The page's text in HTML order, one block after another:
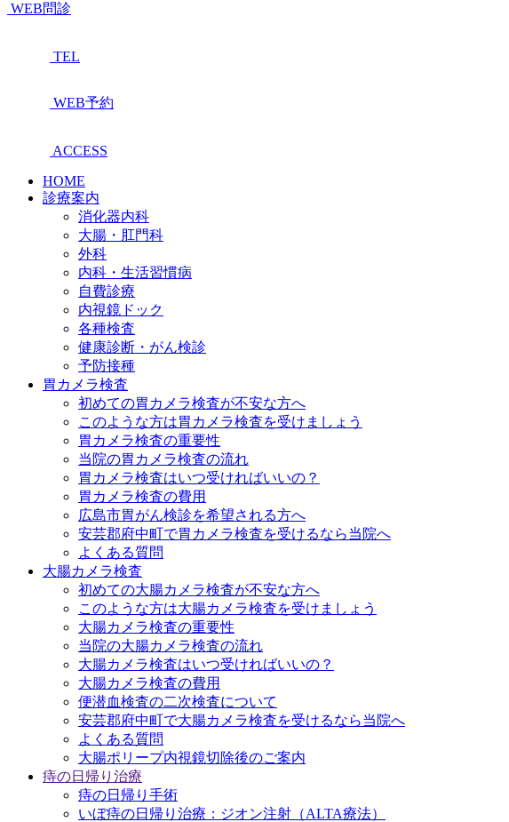
WEB問診
TEL
WEB予約
ACCESS
HOME
診療案内
消化器内科
大腸・肛門科
外科
内科・生活習慣病
自費診療
内視鏡ドック
各種検査
健康診断・がん検診
予防接種
胃カメラ検査
初めての胃カメラ検査が不安な方へ
このような方は胃カメラ検査を受けましょう
胃カメラ検査の重要性
当院の胃カメラ検査の流れ
胃カメラ検査はいつ受ければいいの？
胃カメラ検査の費用
広島市胃がん検診を希望される方へ
安芸郡府中町で胃カメラ検査を受けるなら当院へ
よくある質問
大腸カメラ検査
初めての大腸カメラ検査が不安な方へ
このような方は大腸カメラ検査を受けましょう
大腸カメラ検査の重要性
当院の大腸カメラ検査の流れ
大腸カメラ検査はいつ受ければいいの？
大腸カメラ検査の費用
便潜血検査の二次検査について
安芸郡府中町で大腸カメラ検査を受けるなら当院へ
よくある質問
大腸ポリープ内視鏡切除後のご案内
痔の日帰り治療
痔の日帰り手術
いぼ痔の日帰り治療：ジオン注射（ALTA療法）